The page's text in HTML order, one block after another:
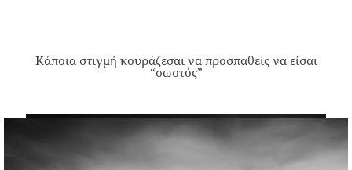
Κάποια στιγμή κουράζεσαι να προσπαθείς να είσαι
“σωστός”